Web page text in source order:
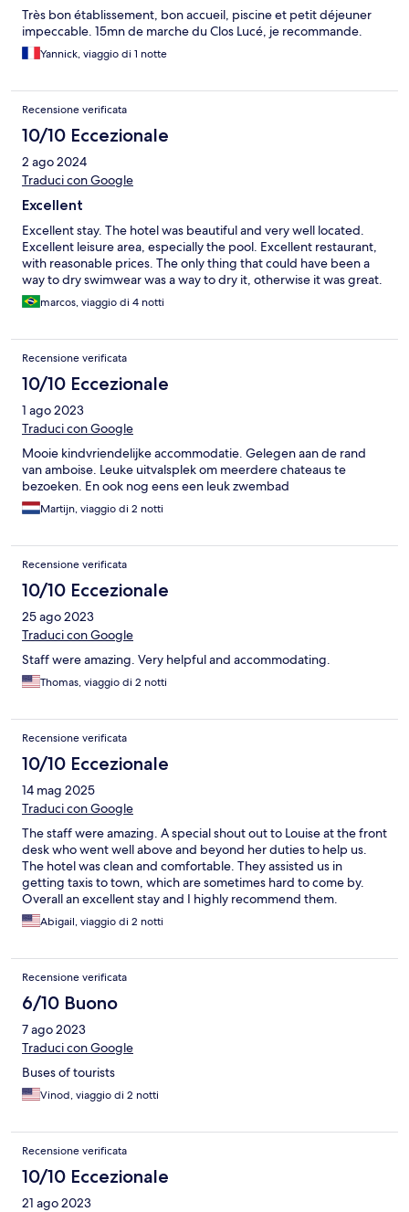
Très bon établissement, bon accueil, piscine et petit déjeuner
impeccable. 15mn de marche du Clos Lucé, je recommande.
Yannick, viaggio di 1 notte
Recensione verificata
10/10 Eccezionale
2 ago 2024
Traduci con Google
Excellent
Excellent stay. The hotel was beautiful and very well located.
Excellent leisure area, especially the pool. Excellent restaurant,
with reasonable prices. The only thing that could have been a
way to dry swimwear was a way to dry it, otherwise it was great.
marcos, viaggio di 4 notti
Recensione verificata
10/10 Eccezionale
1 ago 2023
Traduci con Google
Mooie kindvriendelijke accommodatie. Gelegen aan de rand
van amboise. Leuke uitvalsplek om meerdere chateaus te
bezoeken. En ook nog eens een leuk zwembad
Martijn, viaggio di 2 notti
Recensione verificata
10/10 Eccezionale
25 ago 2023
Traduci con Google
Staff were amazing. Very helpful and accommodating.
Thomas, viaggio di 2 notti
Recensione verificata
10/10 Eccezionale
14 mag 2025
Traduci con Google
The staff were amazing. A special shout out to Louise at the front
desk who went well above and beyond her duties to help us.
The hotel was clean and comfortable. They assisted us in
getting taxis to town, which are sometimes hard to come by.
Overall an excellent stay and I highly recommend them.
Abigail, viaggio di 2 notti
Recensione verificata
6/10 Buono
7 ago 2023
Traduci con Google
Buses of tourists
Vinod, viaggio di 2 notti
Recensione verificata
10/10 Eccezionale
21 ago 2023